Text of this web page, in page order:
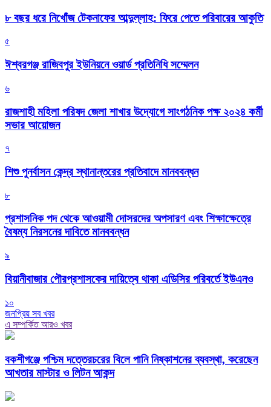
৮ বছর ধরে নিখোঁজ টেকনাফের আব্দুল্লাহ: ফিরে পেতে পরিবারের আকুতি
৫
ঈশ্বরগঞ্জ রাজিবপুর ইউনিয়নে ওয়ার্ড প্রতিনিধি সম্মেলন
৬
রাজশাহী মহিলা পরিষদ জেলা শাখার উদ্যোগে সাংগঠনিক পক্ষ ২০২৪ কর্মী
সভার আয়োজন
৭
শিশু পুনর্বাসন কেন্দ্র স্থানান্তরের প্রতিবাদে মানববন্ধন
৮
প্রশাসনিক পদ থেকে আওয়ামী দোসরদের অপসারণ এবং শিক্ষাক্ষেত্রে
বৈষম্য নিরসনের দাবিতে মানববন্ধন
৯
বিয়ানীবাজার পৌরপ্রশাসকের দায়িত্বে থাকা এডিসির পরিবর্তে ইউএনও
১০
জনপ্রিয় সব খবর
এ সম্পর্কিত আরও খবর
বকশীগঞ্জে পশ্চিম দত্তেরচরের বিলে পানি নিষ্কাশনের ব্যবস্থা, করেছেন
আখতার মাস্টার ও লিটন আকন্দ